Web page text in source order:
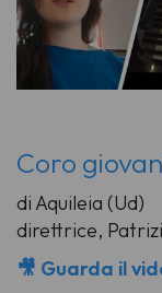
Coro
di Aquileia (Ud)
direttrice,
🎥 Guarda il